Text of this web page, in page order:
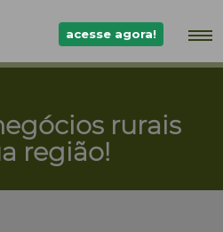
acesse agora!
rurais
região!